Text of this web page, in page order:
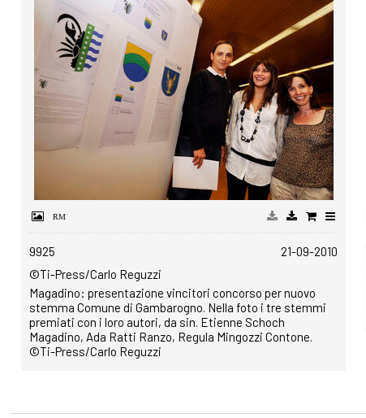
9925
21-09-2010
©Ti-Press/Carlo Reguzzi
Magadino: presentazione vincitori concorso per nuovo
stemma Comune di Gambarogno. Nella foto i tre stemmi
premiati con i loro autori, da sin. Etienne Schoch
Magadino, Ada Ratti Ranzo, Regula Mingozzi Contone.
©Ti-Press/Carlo Reguzzi